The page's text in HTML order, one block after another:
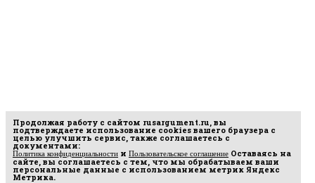
Продолжая работу с сайтом rusargument.ru, вы
подтверждаете использование cookies вашего браузера с
целью улучшить сервис, также соглашаетесь с
документами:
Политика конфиденциальности и Пользовательское соглашение Оставаясь на
сайте, вы соглашаетесь с тем, что мы обрабатываем ваши
персональные данные с использованием метрик Яндекс
Метрика.